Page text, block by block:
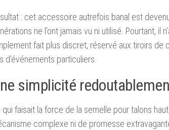
: cet accessoire autrefois banal est
ne l’ont jamais vu ni utilisé. Pourtant, il
fait plus discret, réservé aux tiroirs de
d’événements particuliers.
simplicité
qui faisait la force de la semelle pour talons
complexe ni de promesse